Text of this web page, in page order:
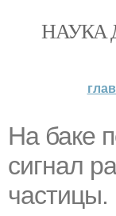
НАУКА
На баке
сигнал
частицы.